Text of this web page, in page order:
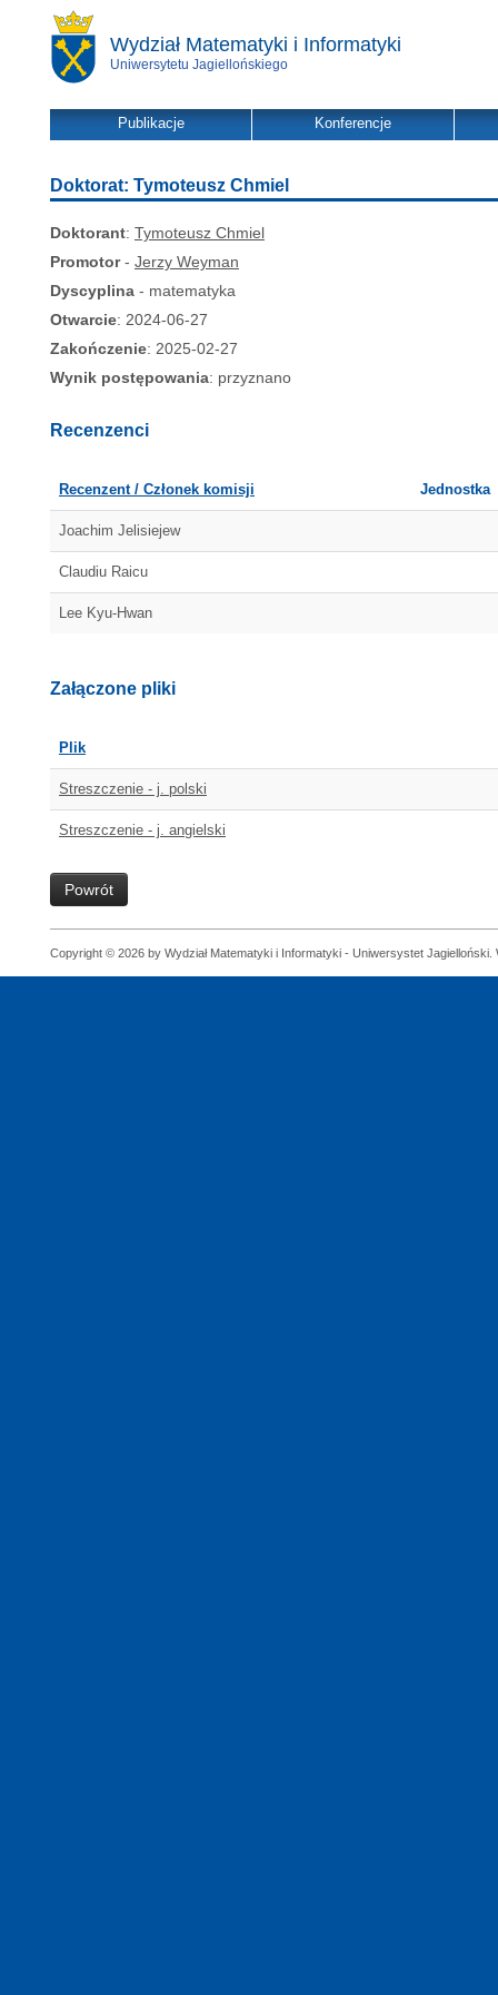
Wydział Matematyki i Informatyki
Uniwersytetu Jagiellońskiego
Publikacje Konferencje
Doktorat: Tymoteusz Chmiel
Doktorant: Tymoteusz Chmiel
Promotor- Jerzy Weyman
Dyscyplina - matematyka
Otwarcie: 2024-06-27
Zakończenie: 2025-02-27
Wynik postępowania: przyznano
Recenzenci
Recenzent / Członek komisji Jednostka
Joachim Jelisiejew
Claudiu Raicu
Lee Kyu-Hwan
Załączone pliki
Plik
Streszczenie - j. polski
Streszczenie - j. angielski
Powrót
Copyright © 2026 by Wydział Matematyki i Informatyki - Uniwersystet